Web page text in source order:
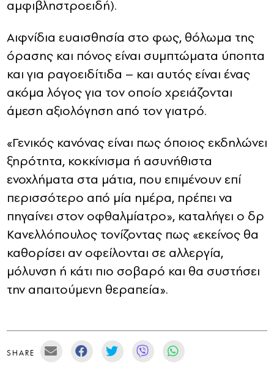
αμφιβληστροειδή).
Αιφνίδια ευαισθησία στο φως, θόλωμα της
όρασης και πόνος είναι συμπτώματα ύποπτα
και για ραγοειδίτιδα – και αυτός είναι ένας
ακόμα λόγος για τον οποίο χρειάζονται
άμεση αξιολόγηση από τον γιατρό.
«Γενικός κανόνας είναι πως όποιος εκδηλώνει
ξηρότητα, κοκκίνισμα ή ασυνήθιστα
ενοχλήματα στα μάτια, που επιμένουν επί
περισσότερο από μία ημέρα, πρέπει να
πηγαίνει στον οφθαλμίατρο», καταλήγει ο δρ
Κανελλόπουλος τονίζοντας πως «εκείνος θα
καθορίσει αν οφείλονται σε αλλεργία,
μόλυνση ή κάτι πιο σοβαρό και θα συστήσει
την απαιτούμενη θεραπεία».
SHARE